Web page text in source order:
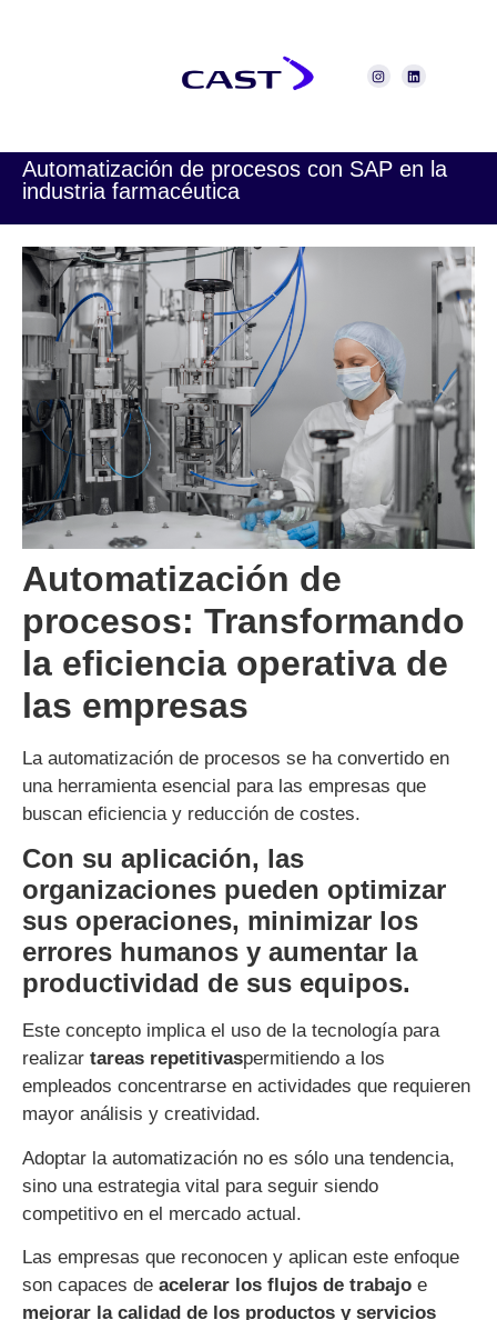
Automatización de procesos con SAP en la
industria farmacéutica
Automatización de
procesos: Transformando
la eficiencia operativa de
las empresas
La automatización de procesos se ha convertido en
una herramienta esencial para las empresas que
buscan eficiencia y reducción de costes.
Con su aplicación, las
organizaciones pueden optimizar
sus operaciones, minimizar los
errores humanos y aumentar la
productividad de sus equipos.
Este concepto implica el uso de la tecnología para
realizar tareas repetitivaspermitiendo a los
empleados concentrarse en actividades que requieren
mayor análisis y creatividad.
Adoptar la automatización no es sólo una tendencia,
sino una estrategia vital para seguir siendo
competitivo en el mercado actual.
Las empresas que reconocen y aplican este enfoque
son capaces de acelerar los flujos de trabajo e
mejorar la calidad de los productos y servicios